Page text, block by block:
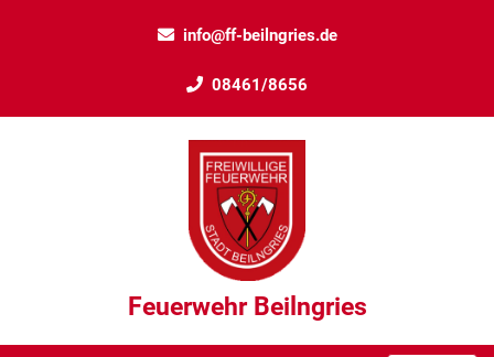
info@ff-beilngries.de
08461/8656
Feuerwehr Beilngries